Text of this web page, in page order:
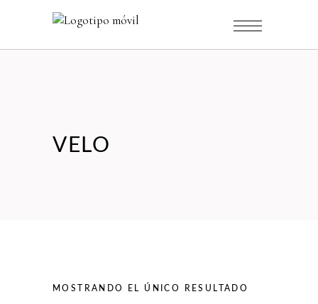
VELO
MOSTRANDO EL ÚNICO RESULTADO